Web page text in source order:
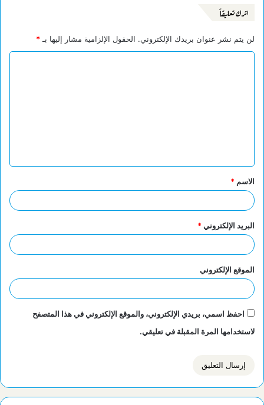
اترك تعليقاً
لن يتم نشر عنوان بريدك الإلكتروني. الحقول الإلزامية مشار إليها بـ *
ق
*
الاسم *
البريد الإلكتروني*
الموقع الإلكتروني
احفظ اسمي، بريدي الإلكتروني، والموقع الإلكتروني في هذا المتصفح
لاستخدامها المرة المقبلة في تعليقي.